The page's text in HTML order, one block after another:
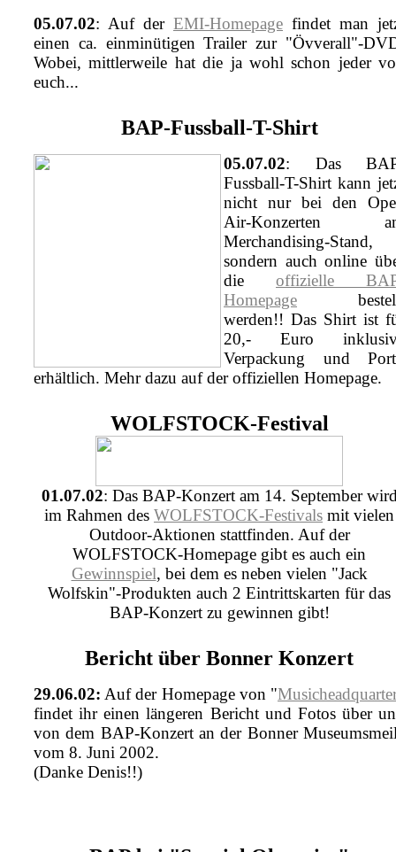
05.07.02: Auf der EMI-Homepage findet man
einen ca. einminütigen Trailer zur "Övverall"-
Wobei, mittlerweile hat die ja wohl schon jeder
euch...
BAP-Fussball-T-Shirt
05.07.02: Das
Fussball-T-Shirt kann
nicht nur bei den
Air-Konzerten
Merchandising-Stand,
sondern auch online
die offizielle
Homepage
werden!! Das Shirt ist
20,- Euro
Verpackung und
erhältlich. Mehr dazu auf der offiziellen Homepage.
WOLFSTOCK-Festival
01.07.02: Das BAP-Konzert am 14. September
im Rahmen des WOLFSTOCK-Festivals mit vielen
Outdoor-Aktionen stattfinden. Auf der
WOLFSTOCK-Homepage gibt es auch ein
Gewinnspiel, bei dem es neben vielen "Jack
Wolfskin"-Produkten auch 2 Eintrittskarten für das
BAP-Konzert zu gewinnen gibt!
Bericht über Bonner Konzert
29.06.02: Auf der Homepage von "
findet ihr einen längeren Bericht und Fotos über
von dem BAP-Konzert an der Bonner
vom 8. Juni 2002.
(Danke Denis!!)